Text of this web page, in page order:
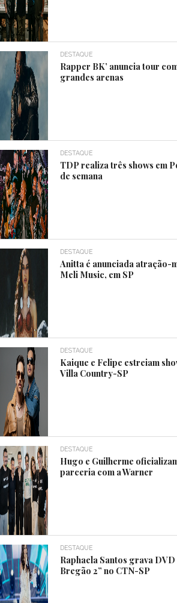
DESTAQUE
Rapper BK’ anuncia tour
grandes arenas
DESTAQUE
TDP realiza três shows em
de semana
DESTAQUE
Anitta é anunciada atração-
Meli Music, em SP
DESTAQUE
Kaique e Felipe estreiam
Villa Country-SP
DESTAQUE
Hugo e Guilherme
parceria com a Warner
DESTAQUE
Raphaela Santos grava DVD
Bregão 2” no CTN-SP